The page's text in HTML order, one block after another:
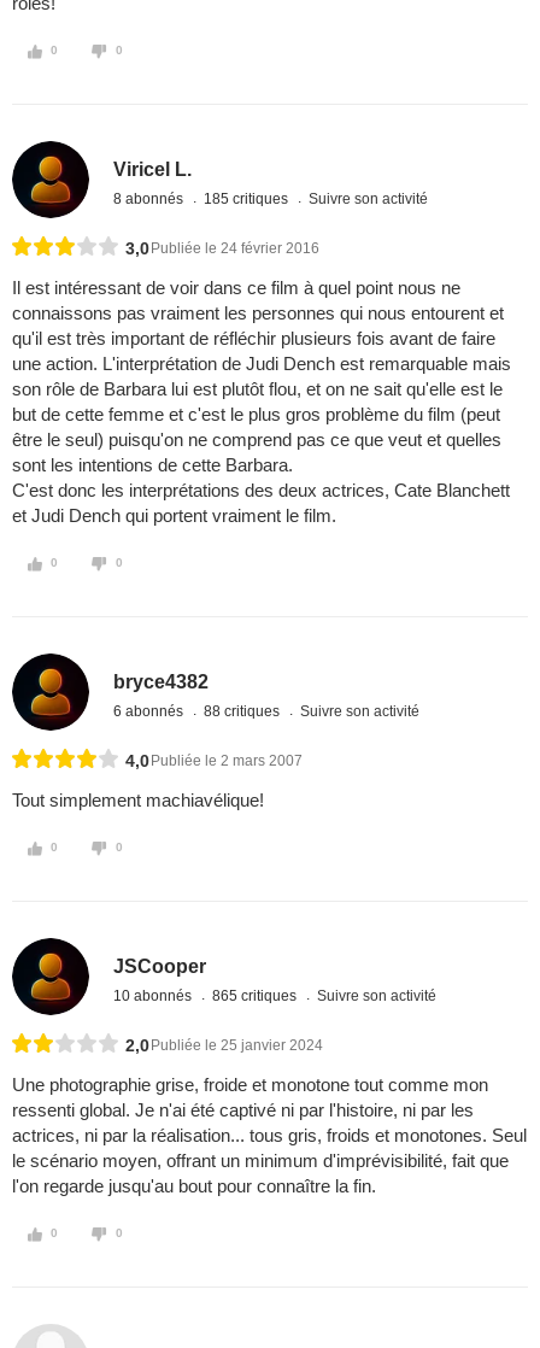
0 0
Viricel L.
8 abonnés 185 critiques Suivre son activité
3,0 Publiée le 24 février 2016
Il est intéressant de voir dans ce film à quel point nous ne
connaissons pas vraiment les personnes qui nous entourent et
qu'il est très important de réfléchir plusieurs fois avant de faire
une action. L'interprétation de Judi Dench est remarquable mais
son rôle de Barbara lui est plutôt flou, et on ne sait qu'elle est le
but de cette femme et c'est le plus gros problème du film (peut
être le seul) puisqu'on ne comprend pas ce que veut et quelles
sont les intentions de cette Barbara.
C'est donc les interprétations des deux actrices, Cate Blanchett
et Judi Dench qui portent vraiment le film.
0 0
bryce4382
6 abonnés 88 critiques Suivre son activité
4,0 Publiée le 2 mars 2007
Tout simplement machiavélique!
0 0
JSCooper
10 abonnés 865 critiques Suivre son activité
2,0 Publiée le 25 janvier 2024
Une photographie grise, froide et monotone tout comme mon
ressenti global. Je n'ai été captivé ni par l'histoire, ni par les
actrices, ni par la réalisation... tous gris, froids et monotones. Seul
le scénario moyen, offrant un minimum d'imprévisibilité, fait que
l'on regarde jusqu'au bout pour connaître la fin.
0 0